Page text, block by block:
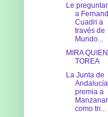
Le
a
Cuadri a
través de
Mundo...
MIRA QUIEN
TOREA
La Junta de
Andalucía
premia a
como tri...